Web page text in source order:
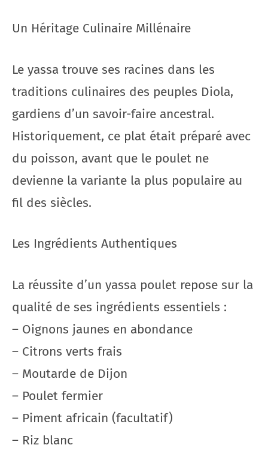
Un Héritage Culinaire Millénaire
Le yassa trouve ses racines dans les
traditions culinaires des peuples Diola,
gardiens d’un savoir-faire ancestral.
Historiquement, ce plat était préparé avec
du poisson, avant que le poulet ne
devienne la variante la plus populaire au
fil des siècles.
Les Ingrédients Authentiques
La réussite d’un yassa poulet repose sur la
qualité de ses ingrédients essentiels :
– Oignons jaunes en abondance
– Citrons verts frais
– Moutarde de Dijon
– Poulet fermier
– Piment africain (facultatif)
– Riz blanc